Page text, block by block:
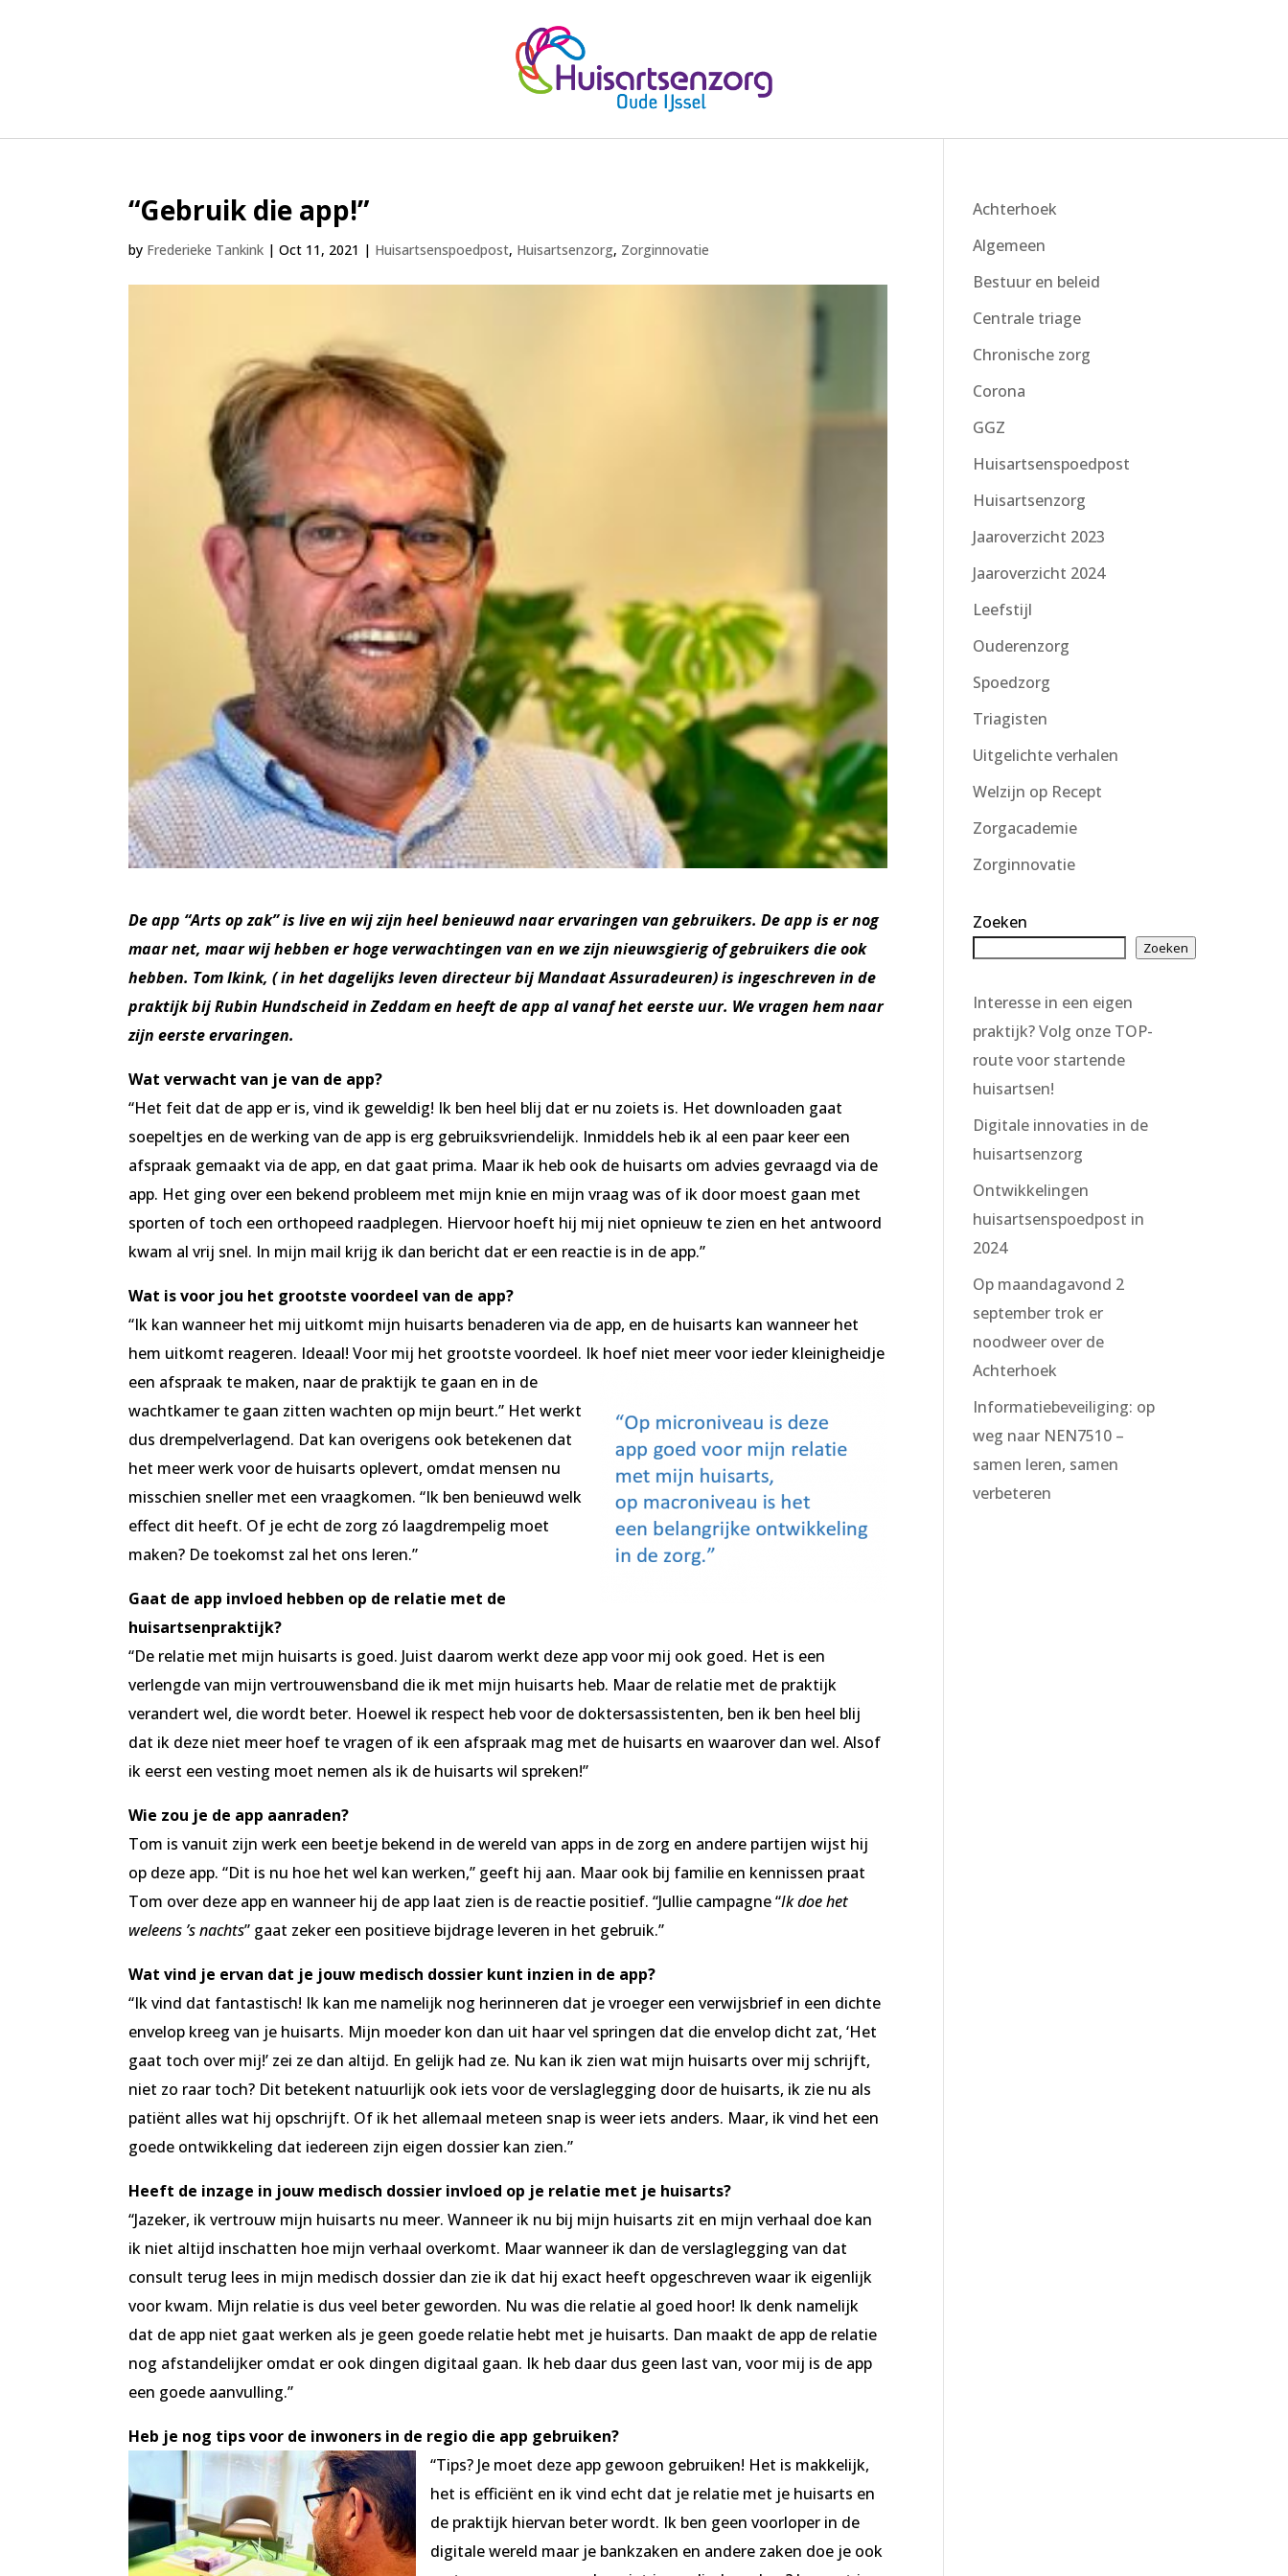
“Gebruik die app!”
by Frederieke Tankink |Oct 11, 2021 | Huisartsenspoedpost, Huisartsenzorg, Zorginnovatie
De app “Arts op zak” is live en wij zijn heel benieuwd naar ervaringen van gebruikers. De app is er nog
maar net, maar wij hebben er hoge verwachtingen van en we zijn nieuwsgierig of gebruikers die ook
hebben. Tom Ikink, ( in het dagelijks leven directeur bij Mandaat Assuradeuren) is ingeschreven in de
praktijk bij Rubin Hundscheid in Zeddam en heeft de app al vanaf het eerste uur. We vragen hem naar
zijn eerste ervaringen.
Wat verwacht van je van de app?
“Het feit dat de app er is, vind ik geweldig! Ik ben heel blij dat er nu zoiets is. Het downloaden gaat
soepeltjes en de werking van de app is erg gebruiksvriendelijk. Inmiddels heb ik al een paar keer een
afspraak gemaakt via de app, en dat gaat prima. Maar ik heb ook de huisarts om advies gevraagd via de
app. Het ging over een bekend probleem met mijn knie en mijn vraag was of ik door moest gaan met
sporten of toch een orthopeed raadplegen. Hiervoor hoeft hij mij niet opnieuw te zien en het antwoord
kwam al vrij snel. In mijn mail krijg ik dan bericht dat er een reactie is in de app.”
Wat is voor jou het grootste voordeel van de app?
“Ik kan wanneer het mij uitkomt mijn huisarts benaderen via de app, en de huisarts kan wanneer het
hem uitkomt reageren. Ideaal! Voor mij het grootste voordeel. Ik hoef niet meer voor ieder kleinigheidje
een afspraak te maken, naar de praktijk te gaan en in de
wachtkamer te gaan zitten wachten op mijn beurt.” Het werkt
dus drempelverlagend. Dat kan overigens ook betekenen dat
het meer werk voor de huisarts oplevert, omdat mensen nu
misschien sneller met een vraagkomen. “Ik ben benieuwd welk
effect dit heeft. Of je echt de zorg zó laagdrempelig moet
maken? De toekomst zal het ons leren.”
Gaat de app invloed hebben op de relatie met de
huisartsenpraktijk?
“De relatie met mijn huisarts is goed. Juist daarom werkt deze app voor mij ook goed. Het is een
verlengde van mijn vertrouwensband die ik met mijn huisarts heb. Maar de relatie met de praktijk
verandert wel, die wordt beter. Hoewel ik respect heb voor de doktersassistenten, ben ik ben heel blij
dat ik deze niet meer hoef te vragen of ik een afspraak mag met de huisarts en waarover dan wel. Alsof
ik eerst een vesting moet nemen als ik de huisarts wil spreken!”
Wie zou je de app aanraden?
Tom is vanuit zijn werk een beetje bekend in de wereld van apps in de zorg en andere partijen wijst hij
op deze app. “Dit is nu hoe het wel kan werken,” geeft hij aan. Maar ook bij familie en kennissen praat
Tom over deze app en wanneer hij de app laat zien is de reactie positief. “Jullie campagne “Ik doe het
weleens ’s nachts” gaat zeker een positieve bijdrage leveren in het gebruik.”
Wat vind je ervan dat je jouw medisch dossier kunt inzien in de app?
“Ik vind dat fantastisch! Ik kan me namelijk nog herinneren dat je vroeger een verwijsbrief in een dichte
envelop kreeg van je huisarts. Mijn moeder kon dan uit haar vel springen dat die envelop dicht zat, ‘Het
gaat toch over mij!’ zei ze dan altijd. En gelijk had ze. Nu kan ik zien wat mijn huisarts over mij schrijft,
niet zo raar toch? Dit betekent natuurlijk ook iets voor de verslaglegging door de huisarts, ik zie nu als
patiënt alles wat hij opschrijft. Of ik het allemaal meteen snap is weer iets anders. Maar, ik vind het een
goede ontwikkeling dat iedereen zijn eigen dossier kan zien.”
Heeft de inzage in jouw medisch dossier invloed op je relatie met je huisarts?
“Jazeker, ik vertrouw mijn huisarts nu meer. Wanneer ik nu bij mijn huisarts zit en mijn verhaal doe kan
ik niet altijd inschatten hoe mijn verhaal overkomt. Maar wanneer ik dan de verslaglegging van dat
consult terug lees in mijn medisch dossier dan zie ik dat hij exact heeft opgeschreven waar ik eigenlijk
voor kwam. Mijn relatie is dus veel beter geworden. Nu was die relatie al goed hoor! Ik denk namelijk
dat de app niet gaat werken als je geen goede relatie hebt met je huisarts. Dan maakt de app de relatie
nog afstandelijker omdat er ook dingen digitaal gaan. Ik heb daar dus geen last van, voor mij is de app
een goede aanvulling.”
Heb je nog tips voor de inwoners in de regio die app gebruiken?
“Tips? Je moet deze app gewoon gebruiken! Het is makkelijk,
het is efficiënt en ik vind echt dat je relatie met je huisarts en
de praktijk hiervan beter wordt. Ik ben geen voorloper in de
digitale wereld maar je bankzaken en andere zaken doe je ook
Achterhoek
Algemeen
Bestuur en beleid
Centrale triage
Chronische zorg
Corona
GGZ
Huisartsenspoedpost
Huisartsenzorg
Jaaroverzicht 2023
Jaaroverzicht 2024
Leefstijl
Ouderenzorg
Spoedzorg
Triagisten
Uitgelichte verhalen
Welzijn op Recept
Zorgacademie
Zorginnovatie
Zoeken
Zoeken
Interesse in een eigen
praktijk? Volg onze TOP-
route voor startende
huisartsen!
Digitale innovaties in de
huisartsenzorg
Ontwikkelingen
huisartsenspoedpost in
2024
Op maandagavond 2
september trok er
noodweer over de
Achterhoek
Informatiebeveiliging: op
weg naar NEN7510 –
samen leren, samen
verbeteren